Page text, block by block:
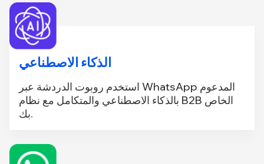
الذكاء الاصطناعي
استخدم روبوت الدردشة عبر WhatsApp المدعوم
بالذكاء الاصطناعي والمتكامل مع نظام B2B الخاص
بك.